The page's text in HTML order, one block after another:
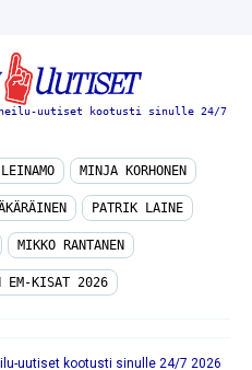
uutiset kootusti sinulle 24/7
MINJA KORHONEN
PATRIK LAINE
MIKKO RANTANEN
EM-KISAT 2026
uutiset kootusti sinulle 24/7 2026